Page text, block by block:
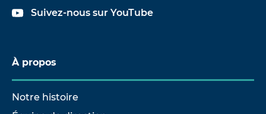
Suivez-nous sur YouTube
À propos
Notre histoire